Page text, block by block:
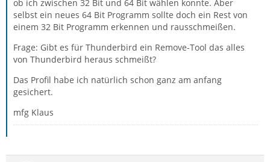
ob ich zwischen 32 Bit und 64 Bit wählen konnte. Aber
selbst ein neues 64 Bit Programm sollte doch ein Rest von
einem 32 Bit Programm erkennen und rausschmeißen.
Frage: Gibt es für Thunderbird ein Remove-Tool das alles
von Thunderbird heraus schmeißt?
Das Profil habe ich natürlich schon ganz am anfang
gesichert.
mfg Klaus